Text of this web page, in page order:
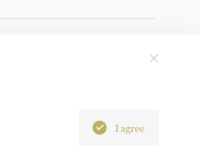
I agree